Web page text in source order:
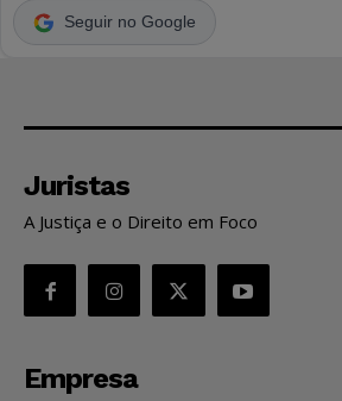
Seguir no Google
Juristas
A Justiça e o Direito em Foco
Empresa